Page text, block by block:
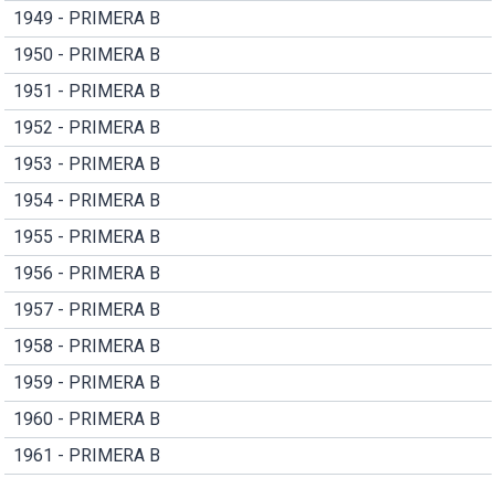
1949 - PRIMERA B
1950 - PRIMERA B
1951 - PRIMERA B
1952 - PRIMERA B
1953 - PRIMERA B
1954 - PRIMERA B
1955 - PRIMERA B
1956 - PRIMERA B
1957 - PRIMERA B
1958 - PRIMERA B
1959 - PRIMERA B
1960 - PRIMERA B
1961 - PRIMERA B